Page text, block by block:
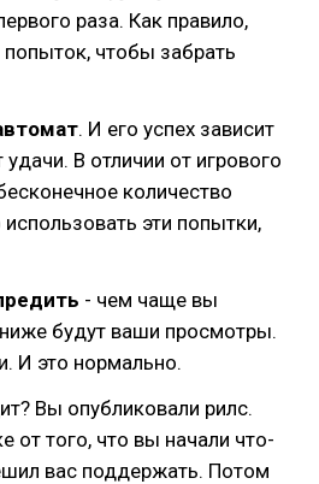
раза. Как правило,
чтобы забрать
. И его успех зависит
удачи. В отличии от игрового
количество
эти попытки,
- чем чаще вы
ниже будут ваши просмотры.
И это нормально.
Вы опубликовали рилс.
от того, что вы начали что-
вас поддержать. Потом